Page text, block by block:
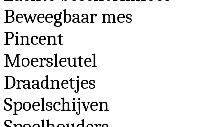
Beweegbaar mes
Pincent
Moersleutel
Draadnetjes
Spoelschijven